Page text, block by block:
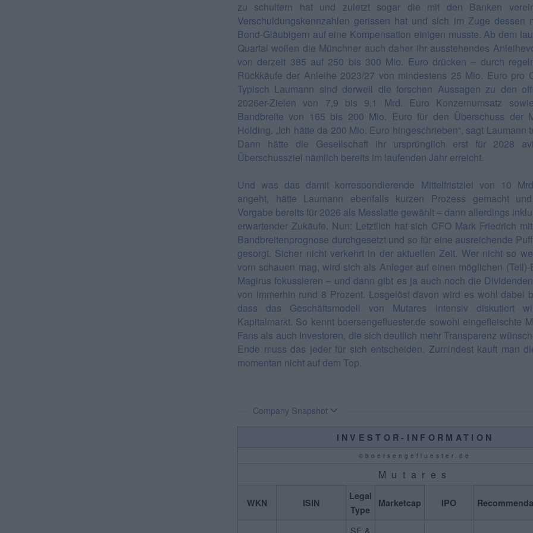
zu schultern hat und zuletzt sogar die mit den Banken
Verschuldungskennzahlen gerissen hat und sich im Zuge dessen
Bond-Gläubigern auf eine Kompensation einigen musste. Ab dem
Quartal wollen die Münchner auch daher ihr ausstehendes
von derzeit 385 auf 250 bis 300 Mio. Euro drücken – durch
Rückkäufe der Anleihe 2023/27 von mindestens 25 Mio. Euro pro
Typisch Laumann sind derweil die forschen Aussagen zu den
2026er-Zielen von 7,9 bis 9,1 Mrd. Euro Konzernumsatz
Bandbreite von 165 bis 200 Mio. Euro für den Überschuss der
Holding. „Ich hätte da 200 Mio. Euro hingeschrieben“, sagt Laumann
Dann hätte die Gesellschaft ihr ursprünglich erst für 2028
Überschussziel nämlich bereits im laufenden Jahr erreicht.
Und was das damit korrespondierende Mittelfristziel von 10
angeht, hätte Laumann ebenfalls kurzen Prozess gemacht
Vorgabe bereits für 2026 als Messlatte gewählt – dann allerdings
erwartender Zukäufe. Nun: Letztlich hat sich CFO Mark Friedrich
Bandbreitenprognose durchgesetzt und so für eine ausreichende
gesorgt. Sicher nicht verkehrt in der aktuellen Zeit. Wer nicht so
vorn schauen mag, wird sich als Anleger auf einen möglichen
Magirus fokussieren – und dann gibt es ja auch noch die
von immerhin rund 8 Prozent. Losgelöst davon wird es wohl dabei
dass das Geschäftsmodell von Mutares intensiv diskutiert
Kapitalmarkt. So kennt boersengefluester.de sowohl eingefleischte
Fans als auch Investoren, die sich deutlich mehr Transparenz
Ende muss das jeder für sich entscheiden. Zumindest kauft man
momentan nicht auf dem Top.
Company Snapshot
INVESTOR-INFORMATION
©boersengefluester.de
Mutares
WKN ISIN
Legal
Type
Marketcap IPO
SE &